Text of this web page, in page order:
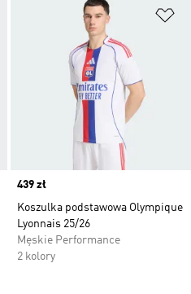
Dodaj do listy życzeń
Price
439 zł
Koszulka podstawowa Olympique
Lyonnais 25/26
Męskie Performance
2 kolory